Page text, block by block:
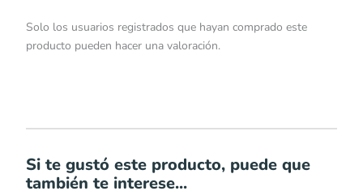
Solo los usuarios registrados que hayan comprado este
producto pueden hacer una valoración.
Si te gustó este producto, puede que
también te interese...